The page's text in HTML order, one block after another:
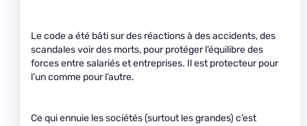
Le code a été bâti sur des réactions à des accidents, des
scandales voir des morts, pour protéger l’équilibre des
forces entre salariés et entreprises. Il est protecteur pour
l’un comme pour l’autre.
Ce qui ennuie les sociétés (surtout les grandes) c’est